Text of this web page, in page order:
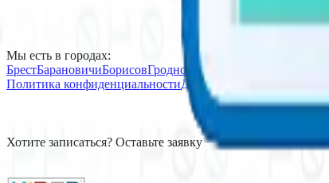
Мы есть в городах:
БрестБарановичиБорисовГродно Могилев
Политика конфиденциальностиДоговор публичной оферты
Хотите записаться? Оставьте заявку